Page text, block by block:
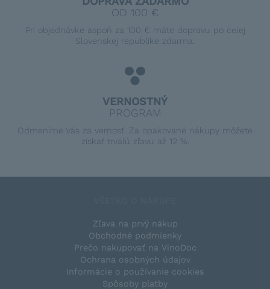
OD 100 €
Pri objednávke aspoň za 100 € máte dopravu po celej
Slovenskej republike zdarma.
VERNOSTNÝ
PROGRAM
Odmeníme Vás za vernosť. Za opakované nákupy môžete
získať trvalú zľavu až 12 %.
Zľava na prvý nákup
Obchodné podmienky
Prečo nakupovať na VinoDoc
Ochrana osobných údajov
Informácie o používanie cookies
Spôsoby platby